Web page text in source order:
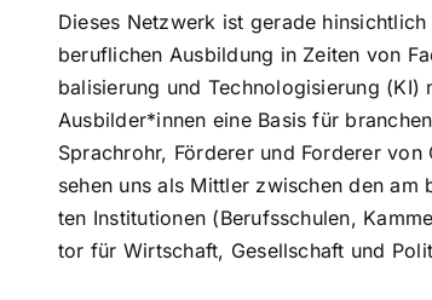
Dieses Netzwerk ist gerade
beruf­li­chen Aus­bil­dung in Zeiten von
ba­li­sie­rung und Tech­no­lo­gi­sie­rung
Ausbilder*innen eine Basis für
Sprach­rohr, Förderer und Forderer
sehen uns als Mittler zwischen den
ten Insti­tu­tio­nen (Berufs­schu­len,
tor für Wirt­schaft, Gesell­schaft und